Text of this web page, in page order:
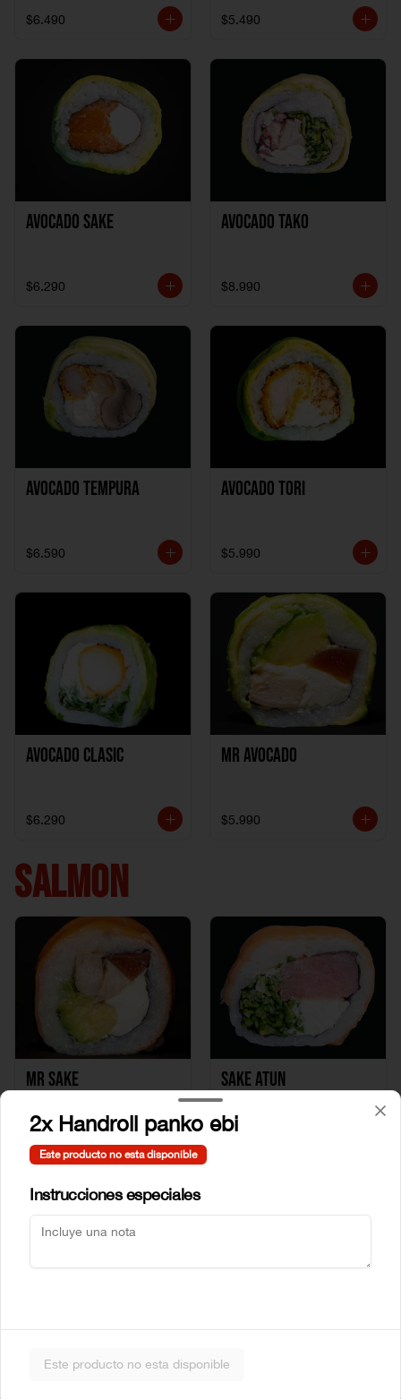
$6.490 $5.490
Avocado Sake
$6.290
Avocado Tako
$8.990
Avocado Tempura
$6.590
Avocado Tori
$5.990
Avocado clasic
$6.290
Mr Avocado
$5.990
SALMON
Mr Sake
$5.990
Sake Atun
2x Handroll panko ebi
Este producto no esta disponible
Instrucciones especiales
Este producto no esta disponible